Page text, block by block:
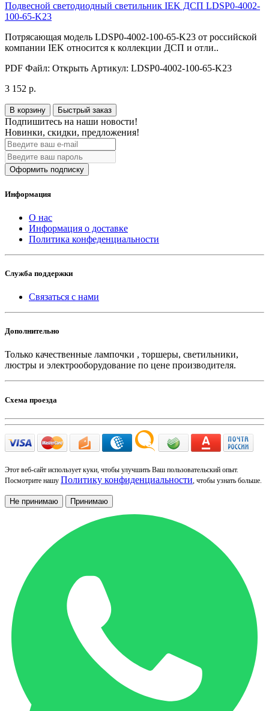
Подвесной светодиодный светильник IEK ДСП LDSP0-4002-
100-65-K23
Потрясающая модель LDSP0-4002-100-65-K23 от российской
компании IEK относится к коллекции ДСП и отли..
PDF Файл: Открыть Артикул: LDSP0-4002-100-65-K23
3 152 р.
В корзину Быстрый заказ
Подпишитесь на наши новости!
Новинки, скидки, предложения!
Оформить подписку
Информация
О нас
Информация о доставке
Политика конфеденциальности
Служба поддержки
Связаться с нами
Дополнительно
Только качественные лампочки , торшеры, светильники,
люстры и электрооборудование по цене производителя.
Схема проезда
Этот веб-сайт использует куки, чтобы улучшить Ваш пользовательский опыт.
Посмотрите нашу Политику конфиденциальности, чтобы узнать больше.
Не принимаю Принимаю